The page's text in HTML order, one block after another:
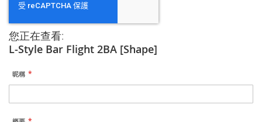
您正在查看:
L-Style Bar Flight 2BA [Shape]
昵稱